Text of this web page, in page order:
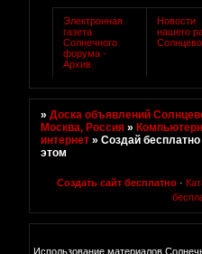
Электронная
газета
Солнечного
форума -
Архив
Новости
нашего
Солнцево
»Доска объявлений
Москва, Россия »
интернет »Создай
этом
Создать сайт бесплатно ·
Использование материалов